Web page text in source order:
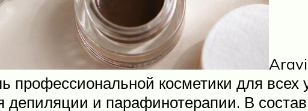
косметики для всех
депиляции и парафинотерапии. В